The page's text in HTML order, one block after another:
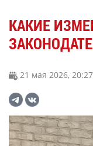
КАКИЕ
21 мая 2026, 20:27